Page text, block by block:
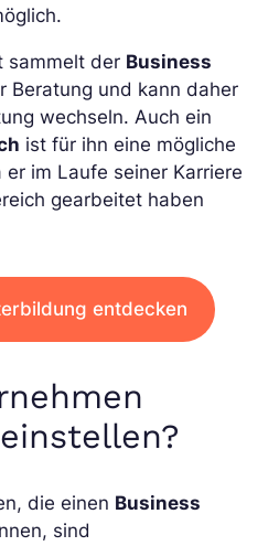
sammelt der Business
Beratung und kann daher
wechseln. Auch ein
ist für ihn eine mögliche
im Laufe seiner Karriere
gearbeitet haben
entdecken
die einen Business
sind